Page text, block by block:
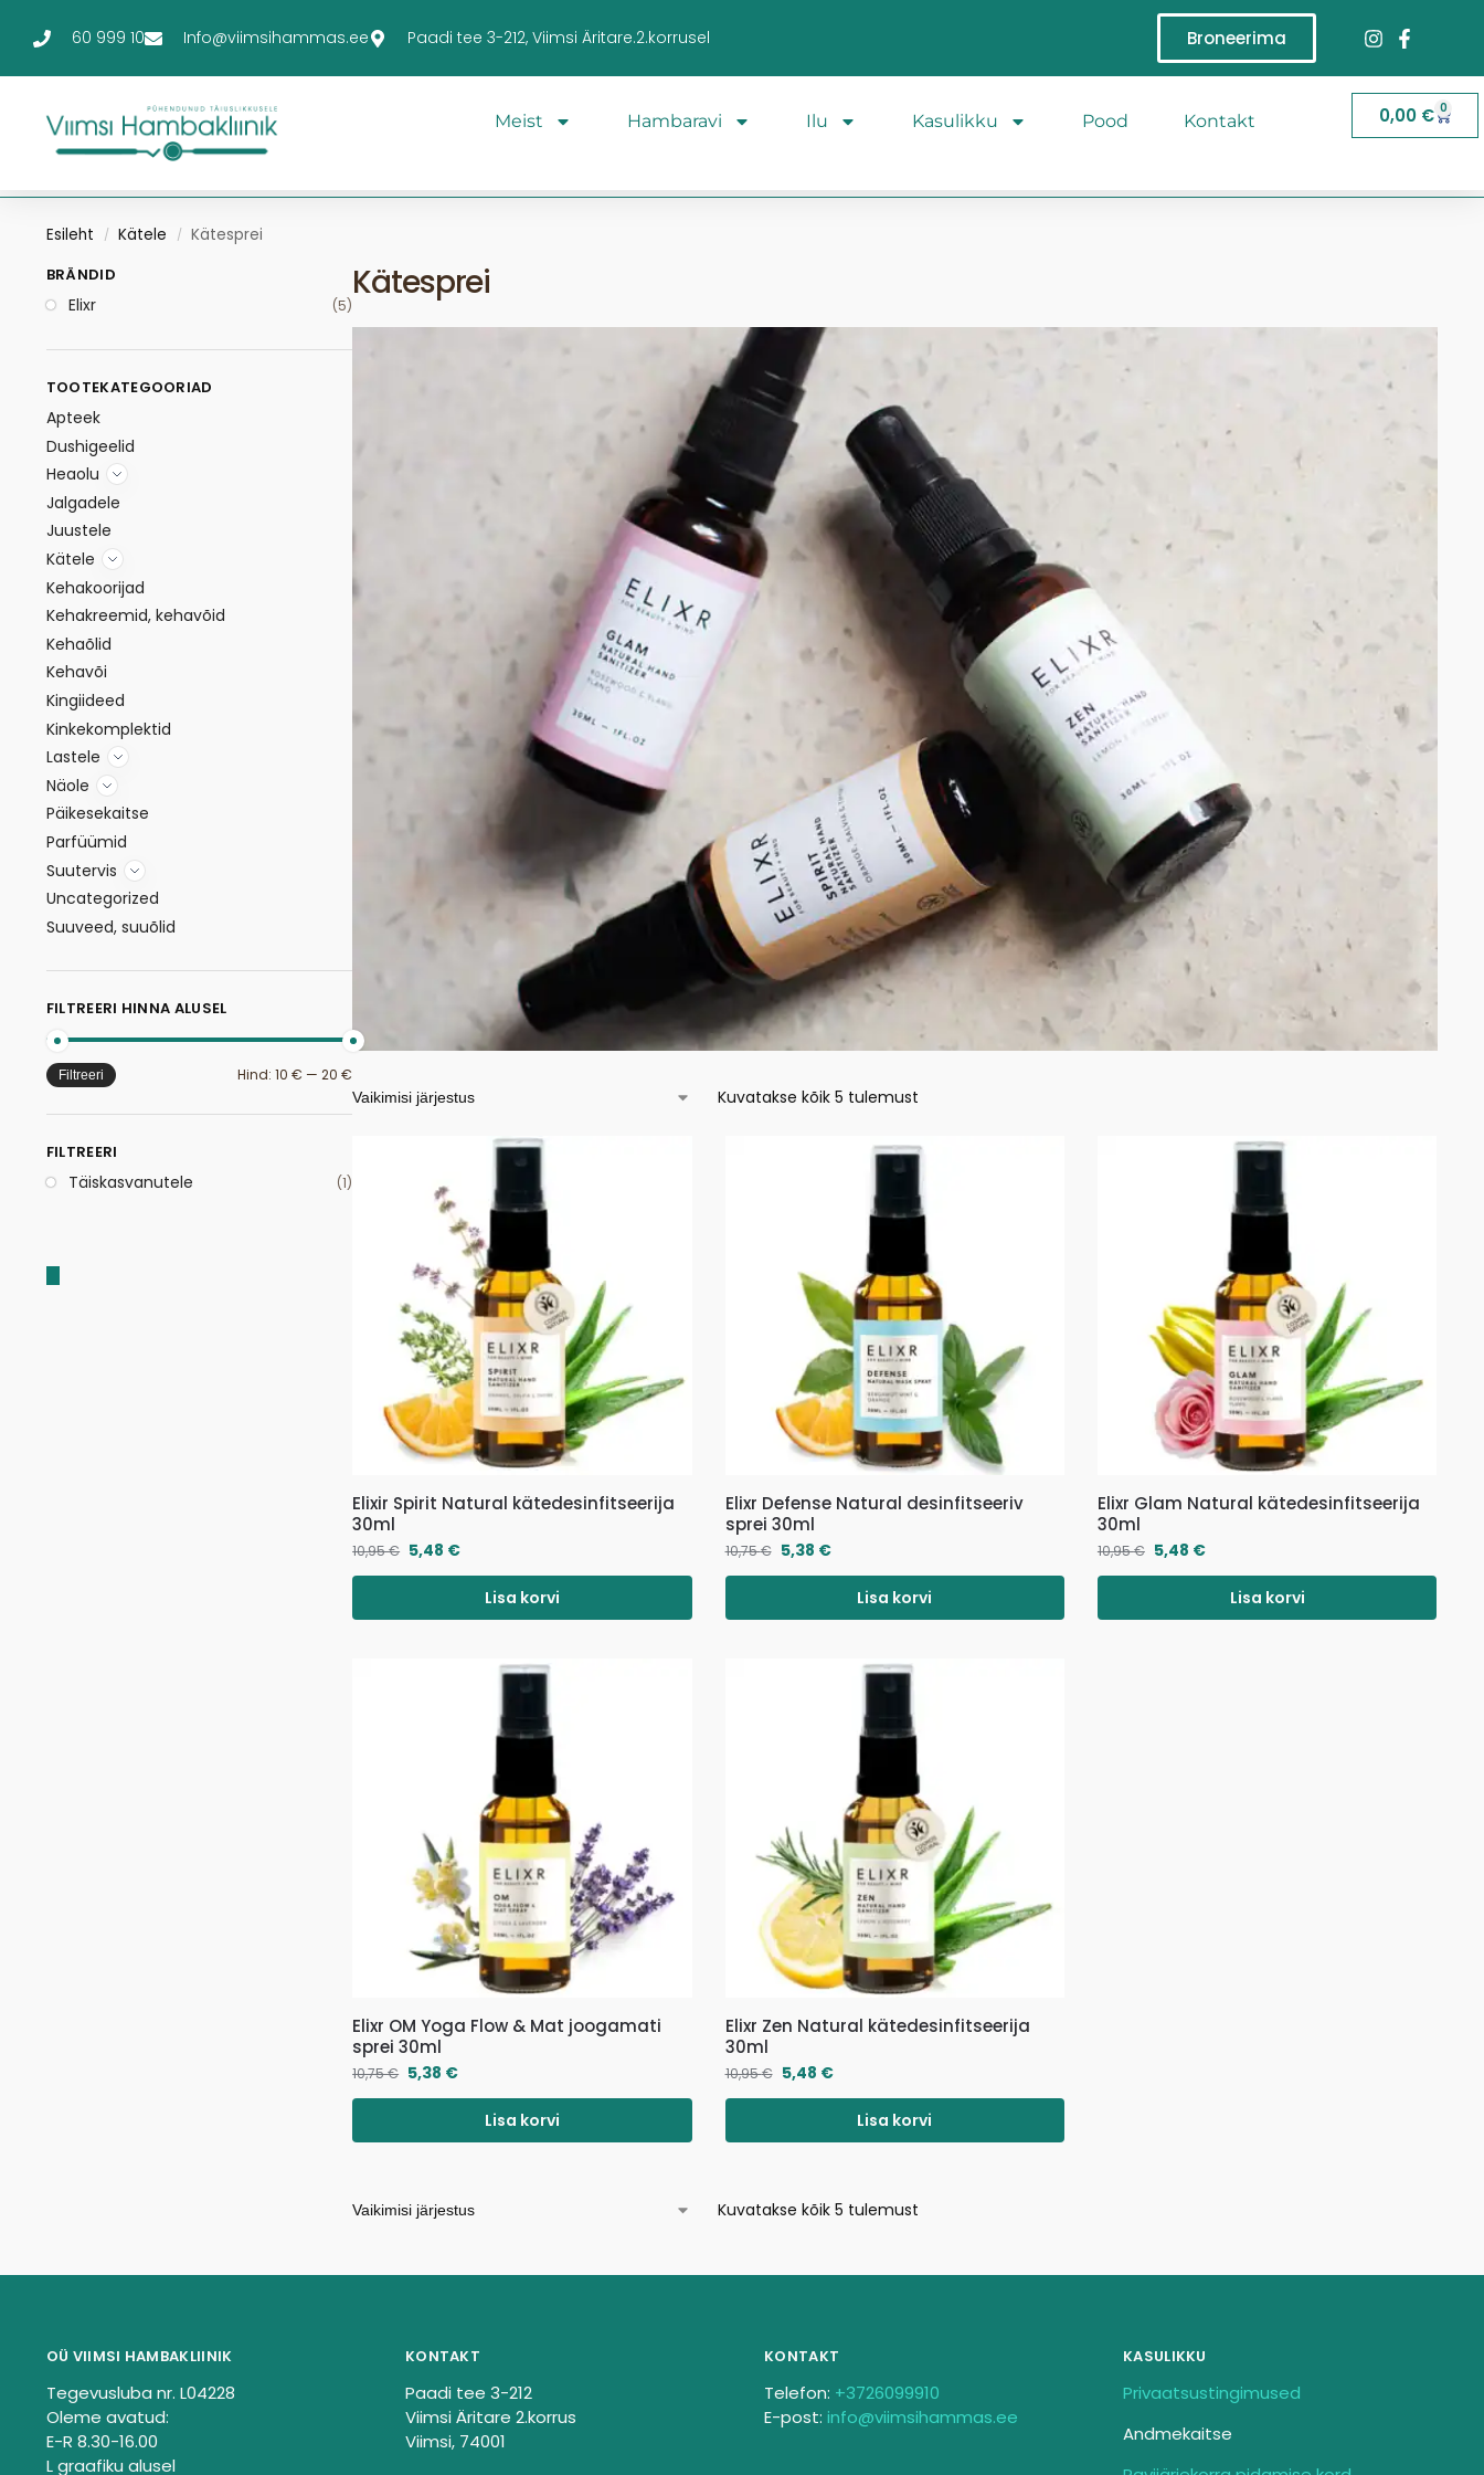
60 999 10 Info@viimsihammas.ee Paadi tee 3-212, Viimsi Äritare.2.korrusel Broneerima
Meist Hambaravi Ilu Kasulikku Pood Kontakt 0,00 € 0
Esileht / Kätele / Kätesprei
Kätesprei
Kuvatakse kõik 5 tulemust
Elixir Spirit Natural kätedesinfitseerija
30ml
10,95€ 5,48 €
Lisa korvi
Elixr Defense Natural desinfitseeriv
sprei 30ml
10,75€ 5,38 €
Lisa korvi
Elixr Glam Natural kätedesinfitseerija
30ml
10,95€ 5,48 €
Lisa korvi
Elixr OM Yoga Flow & Mat joogamati
sprei 30ml
10,75€ 5,38 €
Lisa korvi
Elixr Zen Natural kätedesinfitseerija
30ml
10,95€ 5,48 €
Lisa korvi
Kuvatakse kõik 5 tulemust
BRÄNDID
Elixr (5)
TOOTEKATEGOORIAD
Apteek
Dushigeelid
Heaolu
Jalgadele
Juustele
Kätele
Kehakoorijad
Kehakreemid, kehavõid
Kehaõlid
Kehavõi
Kingiideed
Kinkekomplektid
Lastele
Näole
Päikesekaitse
Parfüümid
Suutervis
Uncategorized
Suuveed, suuõlid
FILTREERI HINNA ALUSEL
Filtreeri Hind:10 € —20 €
FILTREERI
Täiskasvanutele (1)
OÜ VIIMSI HAMBAKLIINIK
Tegevusluba nr. L04228
Oleme avatud:
E-R 8.30-16.00
L graafiku alusel
KONTAKT
Paadi tee 3-212
Viimsi Äritare 2.korrus
Viimsi, 74001
KONTAKT
Telefon: +3726099910
E-post: info@viimsihammas.ee
KASULIKKU
Privaatsustingimused
Andmekaitse